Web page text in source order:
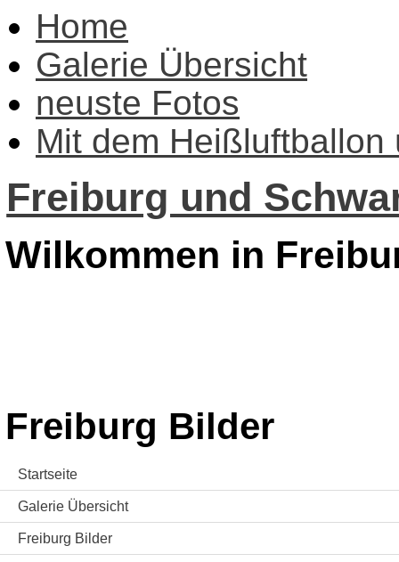
Home
Galerie Übersicht
neuste Fotos
Mit dem Heißluftballon
Freiburg und
Wilkommen in
Freiburg Bilder
Startseite
Galerie Übersicht
Freiburg Bilder